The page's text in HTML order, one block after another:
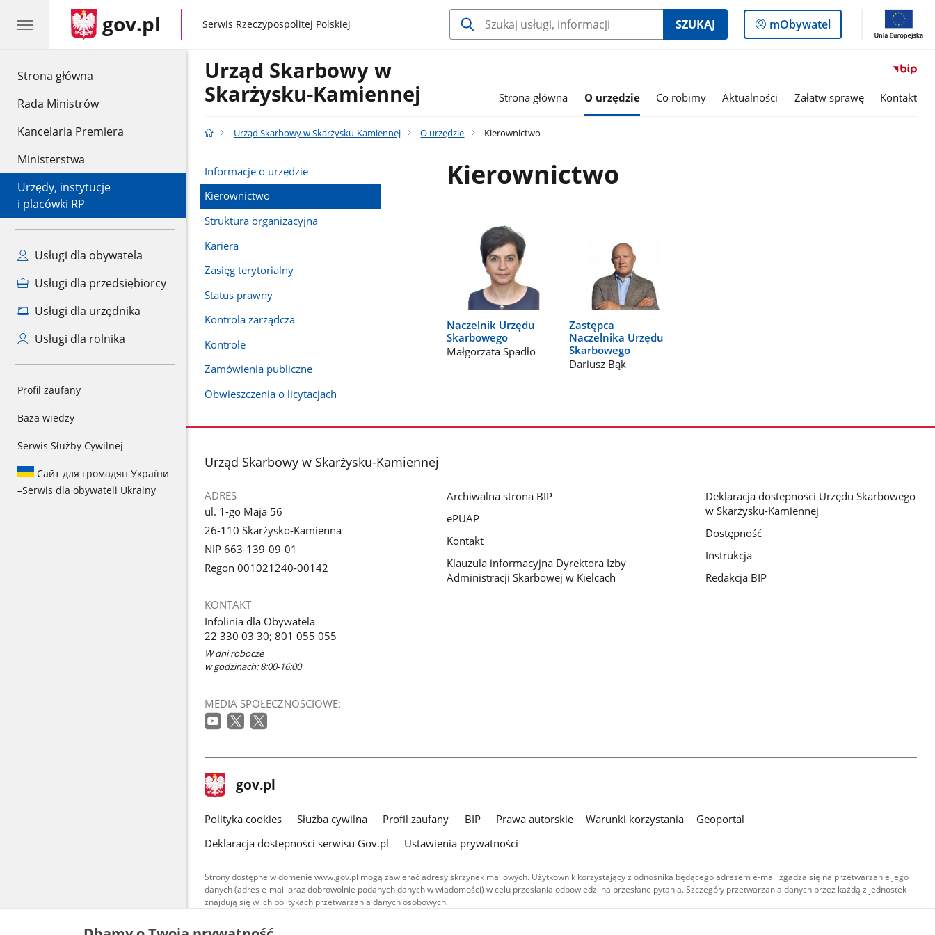
Strona główna
Rada Ministrów
Kancelaria Premiera
Ministerstwa
Urzędy, instytucje
i placówki RP
Usługi dla obywatela
Usługi dla przedsiębiorcy
Usługi dla urzędnika
Usługi dla rolnika
Profil zaufany
Baza wiedzy
Serwis Służby Cywilnej
Сайт для громадян України
–Serwis dla obywateli Ukrainy
gov.pl gov.pl
Serwis Rzeczypospolitej Polskiej SZUKAJ
Logowanie
do
mObywatel
Urząd Skarbowy w
Skarżysku-Kamiennej
Strona główna O urzędzie Co robimy Aktualności Załatw sprawę Kontakt
Urząd Skarbowy w Skarżysku-Kamiennej O urzędzie Kierownictwo
Informacje o urzędzie
Kierownictwo
Struktura organizacyjna
Kariera
Zasięg terytorialny
Status prawny
Kontrola zarządcza
Kontrole
Zamówienia publiczne
Obwieszczenia o licytacjach
Kierownictwo
Naczelnik Urzędu
Skarbowego
Małgorzata Spadło
Zastępca
Naczelnika Urzędu
Skarbowego
Dariusz Bąk
stopka
Urząd Skarbowy w Skarżysku-Kamiennej
ADRES
ul. 1-go Maja 56
26-110 Skarżysko-Kamienna
NIP 663-139-09-01
Regon 001021240-00142
KONTAKT
Infolinia dla Obywatela
22 330 03 30; 801 055 055
W dni robocze
w godzinach: 8:00-16:00
MEDIA SPOŁECZNOŚCIOWE:
Archiwalna strona BIP
ePUAP
Kontakt
Klauzula informacyjna Dyrektora Izby
Administracji Skarbowej w Kielcach
Deklaracja dostępności Urzędu Skarbowego
w Skarżysku-Kamiennej
Dostępność
Instrukcja
Redakcja BIP
stopka
gov.pl Strona
gov.pl
gov.pl
Polityka cookies Służba cywilna Profil zaufany BIP Prawa autorskie Warunki korzystania
Geoportal
Deklaracja dostępności serwisu Gov.pl
Ustawienia prywatności
Strony dostępne w domenie www.gov.pl mogą zawierać adresy skrzynek mailowych. Użytkownik korzystający z odnośnika będącego adresem e-mail zgadza się na przetwarzanie jego
danych (adres e-mail oraz dobrowolnie podanych danych w wiadomości) w celu przesłania odpowiedzi na przesłane pytania. Szczegóły przetwarzania danych przez każdą z jednostek
znajdują się w ich politykach przetwarzania danych osobowych.
Treści tekstowe publikowane w serwisie (z wyłączeniem treści audiowizualnych), są